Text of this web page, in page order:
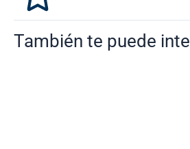
También te puede